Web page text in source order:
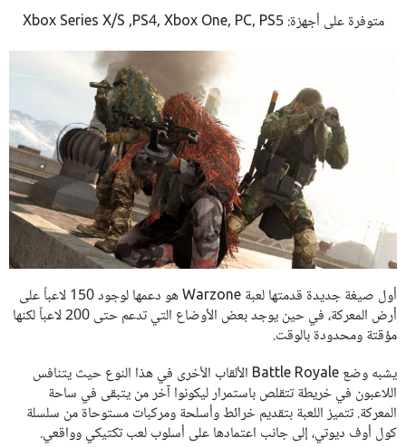
متوفرة على أجهزة: Xbox Series X/S ,PS4, Xbox One, PC, PS5
أول صيغة جديدة قدمتها لعبة Warzone هو دعمها لوجود 150 لاعباً على
أرض المعركة، في حين يوجد بعض الأوضاع التي تدعم حتى 200 لاعباً لكنها
مؤقتة ومحدودة بالوقت.
يشبه وضع Battle Royale الألقاب الأخرى في هذا النوع حيث يتنافس
اللاعبون في خريطة تتقلص باستمرار ليكونوا آخر من يتبقى في ساحة
المعركة. تتميز اللعبة بتقديم خرائط وأسلحة ومركبات مستوحاة من سلسلة
كول أوف ديوتي، إلى جانب اعتمادها على أسلوب لعب تكتيكي وواقعي.